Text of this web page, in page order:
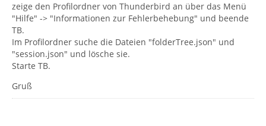
zeige den Profilordner von Thunderbird an über das Menü
"Hilfe" -> "Informationen zur Fehlerbehebung" und beende
TB.
Im Profilordner suche die Dateien "folderTree.json" und
"session.json" und lösche sie.
Starte TB.
Gruß